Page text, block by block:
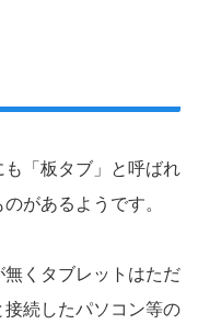
「板タブ」と呼ばれ
があるようです。
くタブレットはただ
続したパソコン等の